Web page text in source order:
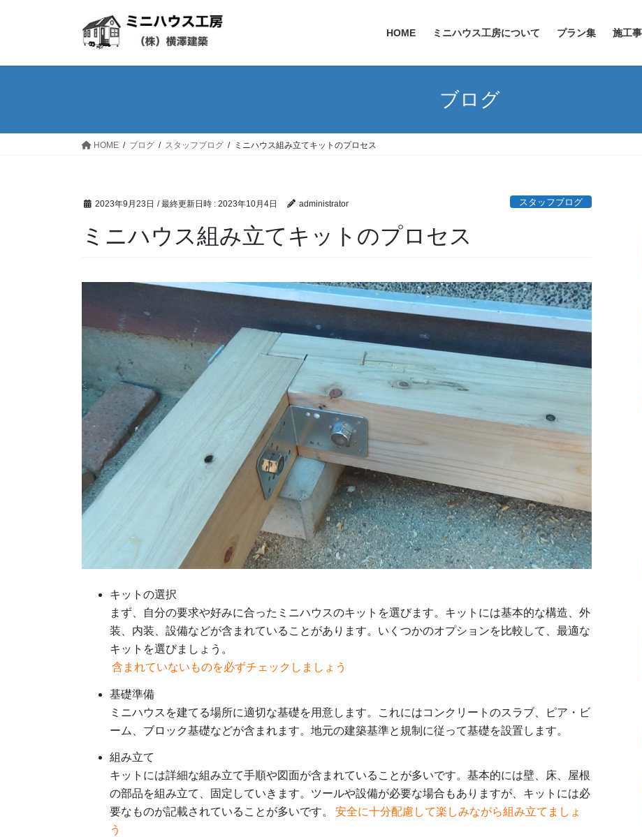
HOME ミニハウス工房について プラン集 施工
ブログ
HOME ブログ スタッフブログ ミニハウス組み立てキットのプロセス
2023年9月23日 / 最終更新日時 : 2023年10月4日 administrator スタッフブログ
ミニハウス組み立てキットのプロセス
キットの選択
まず、自分の要求や好みに合ったミニハウスのキットを選びます。キットには基本的な構造、外
装、内装、設備などが含まれていることがあります。いくつかのオプションを比較して、最適な
キットを選びましょう。
含まれていないものを必ずチェックしましょう
基礎準備
ミニハウスを建てる場所に適切な基礎を用意します。これにはコンクリートのスラブ、ピア・ビ
ーム、ブロック基礎などが含まれます。地元の建築基準と規制に従って基礎を設置します。
組み立て
キットには詳細な組み立て手順や図面が含まれていることが多いです。基本的には壁、床、屋根
の部品を組み立て、固定していきます。ツールや設備が必要な場合もありますが、キットには必
要なものが記載されていることが多いです。
安全に十分配慮して楽しみながら組み立てましょ
う